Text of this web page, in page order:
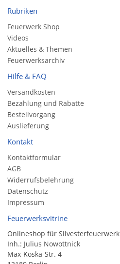
Rubriken
Feuerwerk Shop
Videos
Aktuelles & Themen
Feuerwerksarchiv
Hilfe & FAQ
Versandkosten
Bezahlung und Rabatte
Bestellvorgang
Auslieferung
Kontakt
Kontaktformular
AGB
Widerrufsbelehrung
Datenschutz
Impressum
Feuerwerksvitrine
Onlineshop für Silvesterfeuerwerk
Inh.: Julius Nowottnick
Max-Koska-Str. 4